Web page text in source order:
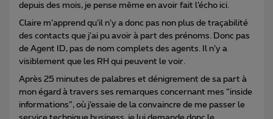
depuis des mois, je pense même en avoir fait l’écho ici.
Claire m’apprend qu’il n’y a donc pas non plus de traçabilité
des contacts que j’ai pu avoir à part des prénoms. Donc pas
de Agent ID, pas de nom complets des agents. Il n’y a
visiblement que les RH qui peuvent le voir.
Après 25 minutes de palabres et dénigrement de sa part à
mon égard à travers ses remarques concernant mes “inside
informations”, où j’essaie de la convaincre de me passer le